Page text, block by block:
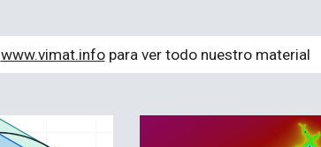
www.vimat.infopara ver todo nuestro material